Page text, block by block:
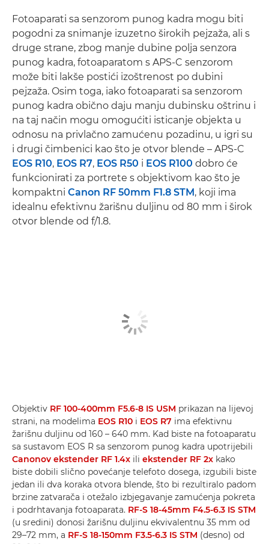
Fotoaparati sa senzorom punog kadra mogu biti
pogodni za snimanje izuzetno širokih pejzaža, ali s
druge strane, zbog manje dubine polja senzora
punog kadra, fotoaparatom s APS-C senzorom
može biti lakše postići izoštrenost po dubini
pejzaža. Osim toga, iako fotoaparati sa senzorom
punog kadra obično daju manju dubinsku oštrinu i
na taj način mogu omogućiti isticanje objekta u
odnosu na privlačno zamućenu pozadinu, u igri su
i drugi čimbenici kao što je otvor blende – APS-C
EOS R10, EOS R7, EOS R50 i EOS R100 dobro će
funkcionirati za portrete s objektivom kao što je
kompaktni Canon RF 50mm F1.8 STM, koji ima
idealnu efektivnu žarišnu duljinu od 80 mm i širok
otvor blende od f/1.8.
Objektiv RF 100-400mm F5.6-8 IS USM prikazan na lijevoj
strani, na modelima EOS R10 i EOS R7 ima efektivnu
žarišnu duljinu od 160 – 640 mm. Kad biste na fotoaparatu
sa sustavom EOS R sa senzorom punog kadra upotrijebili
Canonov ekstender RF 1.4x ili ekstender RF 2x kako
biste dobili slično povećanje telefoto dosega, izgubili biste
jedan ili dva koraka otvora blende, što bi rezultiralo padom
brzine zatvarača i otežalo izbjegavanje zamućenja pokreta
i podrhtavanja fotoaparata. RF-S 18-45mm F4.5-6.3 IS STM
(u sredini) donosi žarišnu duljinu ekvivalentnu 35 mm od
29–72 mm, a RF-S 18-150mm F3.5-6.3 IS STM (desno) od